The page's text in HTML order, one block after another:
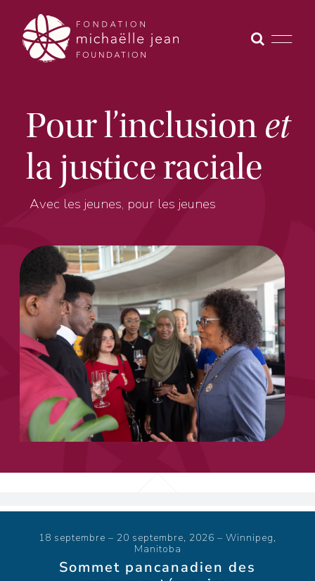
content
Pour l’inclusion et
la justice raciale
Avec les jeunes, pour les jeunes
18 septembre – 20 septembre, 2026 – Winnipeg,
Manitoba
Sommet pancanadien des